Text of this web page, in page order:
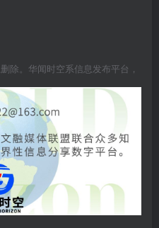
除。华闻时空系信息发布平台，